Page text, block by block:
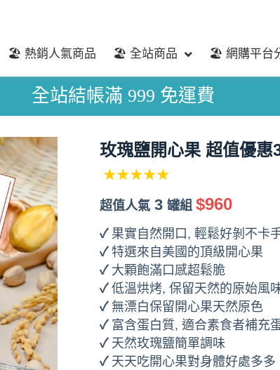
🏖️ 熱銷人氣商品 🏖️ 全站商品 🏖️ 網購平台
全站結帳滿 999 免運費
玫瑰鹽開心果 超值優惠
★★★★★
超值人氣 3罐組$960
✓ 果實自然開口, 輕鬆好剝不卡
✓特選來自美國的頂級開心果
✓ 大顆飽滿口感超鬆脆
✓低溫烘烤, 保留天然的原始風
✓ 無漂白保留開心果天然原色
✓ 富含蛋白質, 適合素食者補充
✓ 天然玫瑰鹽簡單調味
✓ 天天吃開心果對身體好處多多